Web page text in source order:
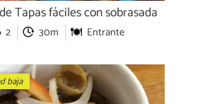
Tapas fáciles con sobrasada
2 30m Entrante
baja